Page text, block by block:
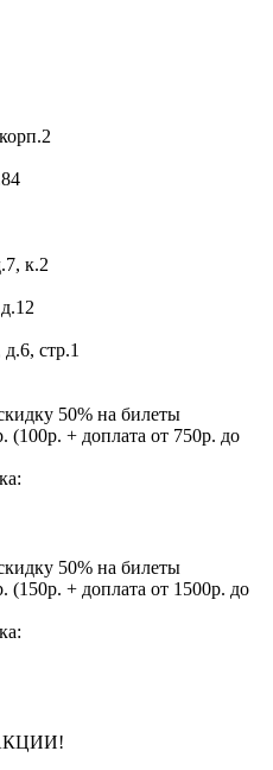
к.2
стр.1
50% на билеты
(100р. + доплата от 750р. до
50% на билеты
(150р. + доплата от 1500р. до